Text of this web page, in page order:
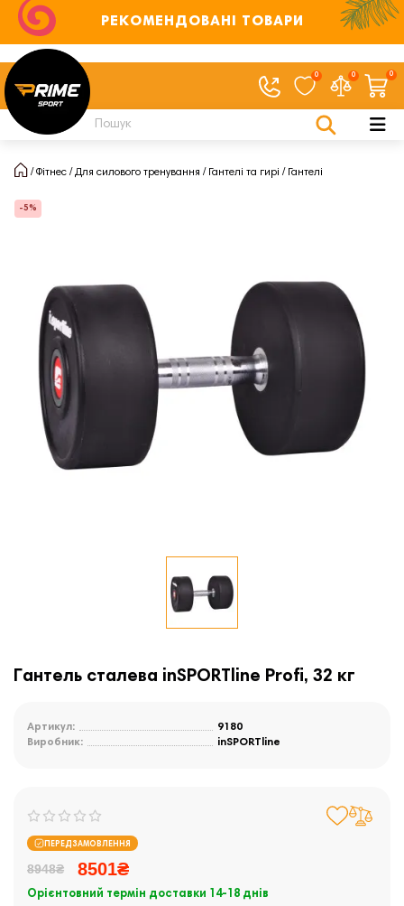
РЕКОМЕНДОВАНІ ТОВАРИ
0 0 0
Фітнес Для силового тренування Гантелі та гирі Гантелі
-5%
Гантель сталева inSPORTline Profi, 32 кг
Артикул:
9180
Виробник:
inSPORTline
ПЕРЕДЗАМОВЛЕННЯ
8948₴ 8501₴
Орієнтовний термін доставки 14-18 днів